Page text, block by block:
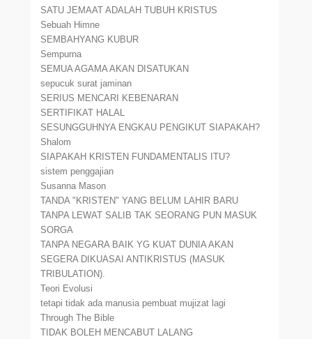
SATU JEMAAT ADALAH TUBUH KRISTUS
Sebuah Himne
SEMBAHYANG KUBUR
Sempurna
SEMUA AGAMA AKAN DISATUKAN
sepucuk surat jaminan
SERIUS MENCARI KEBENARAN
SERTIFIKAT HALAL
SESUNGGUHNYA ENGKAU PENGIKUT SIAPAKAH?
Shalom
SIAPAKAH KRISTEN FUNDAMENTALIS ITU?
sistem penggajian
Susanna Mason
TANDA "KRISTEN" YANG BELUM LAHIR BARU
TANPA LEWAT SALIB TAK SEORANG PUN MASUK
SORGA
TANPA NEGARA BAIK YG KUAT DUNIA AKAN
SEGERA DIKUASAI ANTIKRISTUS (MASUK
TRIBULATION).
Teori Evolusi
tetapi tidak ada manusia pembuat mujizat lagi
Through The Bible
TIDAK BOLEH MENCABUT LALANG